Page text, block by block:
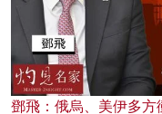
鄧飛：俄烏、美伊多